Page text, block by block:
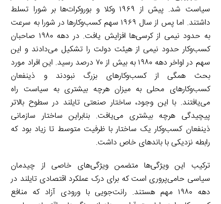
سیاست شد. پیش از ۱۹۶۹ وکلا و بوروکرات‌ها بر شورا تسلط
داشتند. اما پس از سال ۱۹۶۹ سهم کسب‌وکارها در شورا به سرعت
به حدود نیمی از کرسی‌ها افزایش یافت. در دهه ۱۹۸۰ صاحبان
کسب‌وکار حدود نیمی از هیئت دولت را تشکیل می‌دادند و این
سهم در اواخر دهه ۱۹۸۰ به بیش از ۷۰ درصد رسید. این افراد مورد
بحث همگی از کسب‌وکارهای بزرگ نبودند و ذینفعان
کسب‌وکارهای محلی به میزان هرچه بیشتری به سیاست راه
می‌یافتند. با این وجود، ساختار صنعتی تایلند در سطوح بالاتر
پیچیدگی هرچه بیشتری می‌یافت. بنابراین ساختار سازمانی
ذینفعان کسب‌وکار یک ساختار با ظرفیت متوسط تا زیاد بود که
رابطه نزدیکی با باندهای خاص داشت.
ترکیب این ویژگی‌ها متضمن ویژگی‌های خاصی از چیدمان
سیاسی حامی‌پروری است که برای درک عملکرد اقتصادی تایلند در
دهه ۱۹۸۰ مهم هستند. رانت‌جویی با ورودی آزاد که منافع